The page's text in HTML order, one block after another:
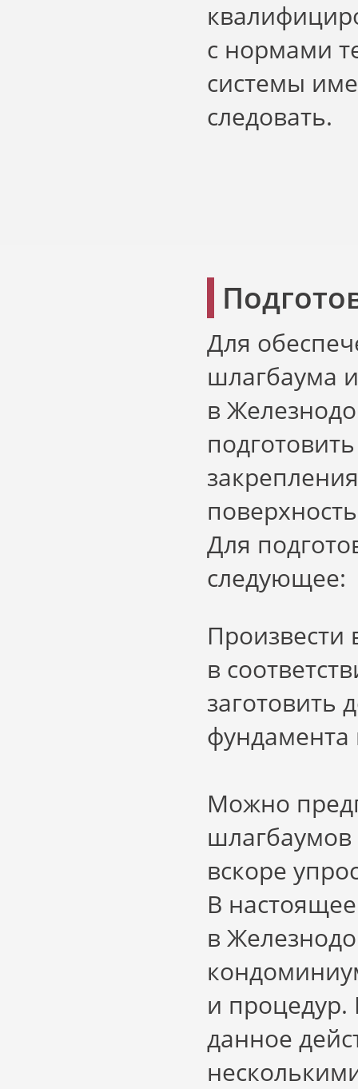
с нормами
системы
следовать.
Для
шлагбаума
в
Для
следующее:
Произвести
в
заготовить
фундамента
Можно
вскоре
В
в
и процедур.
данное